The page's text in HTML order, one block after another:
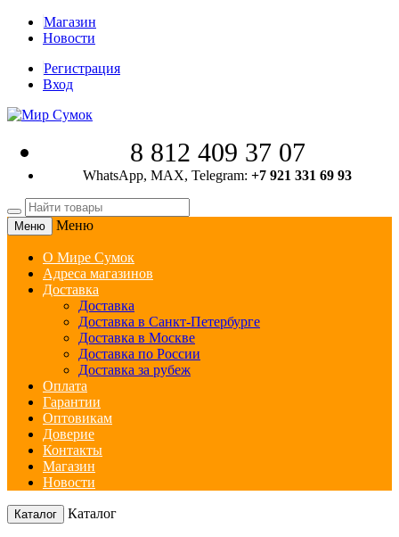
Магазин
Новости
Регистрация
Вход
8 812 409 37 07
WhatsApp, MAX, Telegram: +7 921 331 69 93
Меню Меню
О Мире Сумок
Адреса магазинов
Доставка
Доставка
Доставка в Санкт-Петербурге
Доставка в Москве
Доставка по России
Доставка за рубеж
Оплата
Гарантии
Оптовикам
Доверие
Контакты
Магазин
Новости
Каталог Каталог